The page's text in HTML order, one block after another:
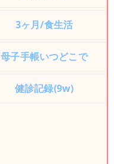
3ヶ月/食生活
母子手帳いつどこで
健診記録(9w)